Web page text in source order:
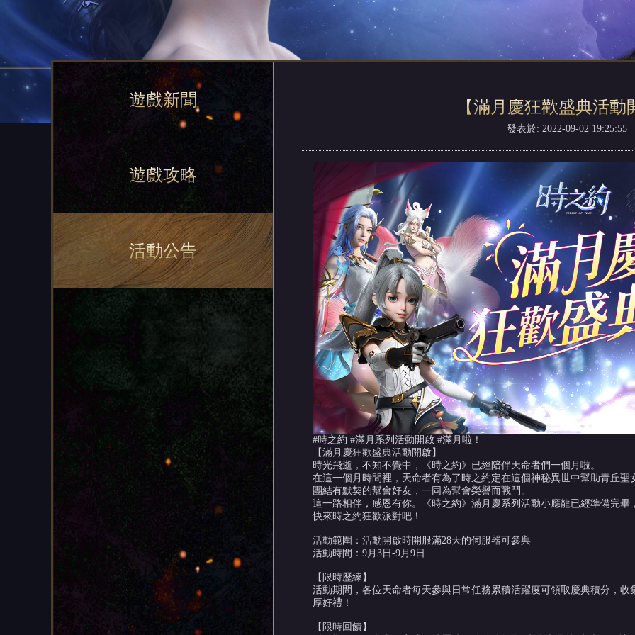
遊戲新聞
遊戲攻略
活動公告
【滿月慶狂歡盛典活動
發表於: 2022-09-02 19:25:55
#時之約 #滿月系列活動開啟 #滿月啦！
【滿月慶狂歡盛典活動開啟】
時光飛逝，不知不覺中，《時之約》已經陪伴天命者們一個月啦。
在這一個月時間裡，天命者有為了時之約定在這個神秘異世中幫助青丘
團結有默契的幫會好友，一同為幫會榮譽而戰鬥。
這一路相伴，感恩有你。《時之約》滿月慶系列活動小應龍已經準備完
快來時之約狂歡派對吧！
活動範圍：活動開啟時開服滿28天的伺服器可參與
活動時間：9月3日-9月9日
【限時歷練】
活動期間，各位天命者每天參與日常任務累積活躍度可領取慶典積分，
厚好禮！
【限時回饋】